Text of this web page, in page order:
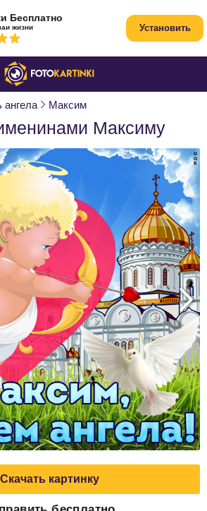
ангела Максим
Максиму
Скачать картинку
Бесплатно
жизни Установить